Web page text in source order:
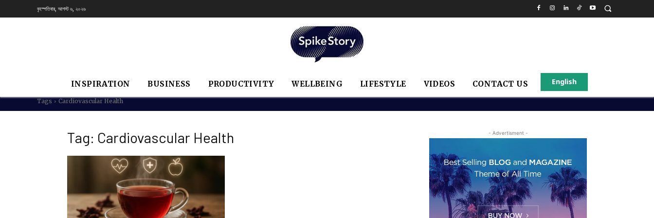
বৃহস্পতিবার, আগস্ট ৬, ২০২৬
INSPIRATION BUSINESS PRODUCTIVITY WELLBEING LIFESTYLE VIDEOS CONTACT US English
Tags Cardiovascular Health
Tag: Cardiovascular Health - Advertisment -